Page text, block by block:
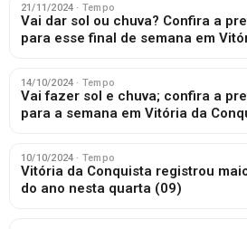
21/11/2024 · Tempo
Vai dar sol ou chuva? Confira a
para esse final de semana em
14/10/2024 · Tempo
Vai fazer sol e chuva; confira a
para a semana em Vitória da
10/10/2024 · Tempo
Vitória da Conquista registrou
do ano nesta quarta (09)